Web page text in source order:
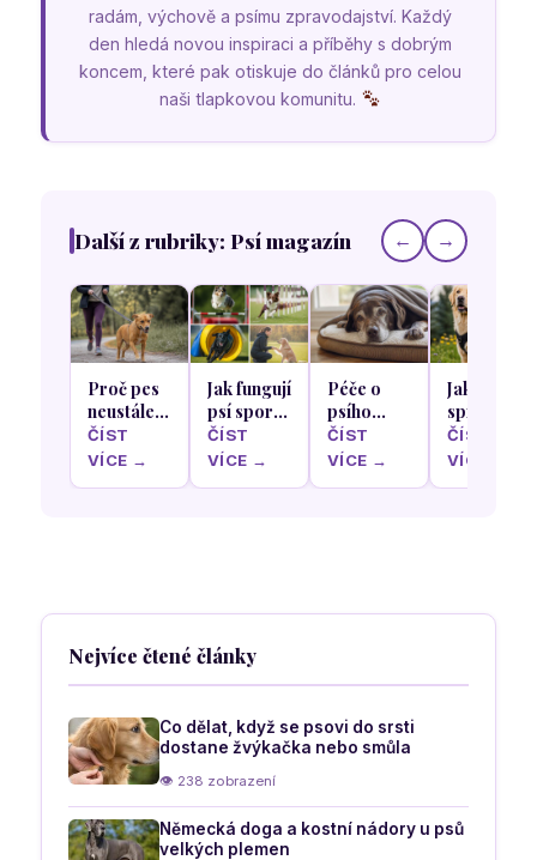
radám, výchově a psímu zpravodajství. Každý
den hledá novou inspiraci a příběhy s dobrým
koncem, které pak otiskuje do článků pro celou
naši tlapkovou komunitu.
Další z rubriky: Psí magazín ← →
Proč pes
neustále
tahá na
vodítku a
motivace
ČÍST
VÍCE →
Jak fungují
psí sporty
aneb od
agility po
psa
ČÍST
VÍCE →
Péče o
psího
seniora:
Jak mu
ČÍST
VÍCE →
Jak
správně
vybrat
obojek,
páteř a
ČÍST
VÍCE →
Nejvíce čtené články
Co dělat, když se psovi do srsti
dostane žvýkačka nebo smůla
👁 238 zobrazení
Německá doga a kostní nádory u psů
velkých plemen